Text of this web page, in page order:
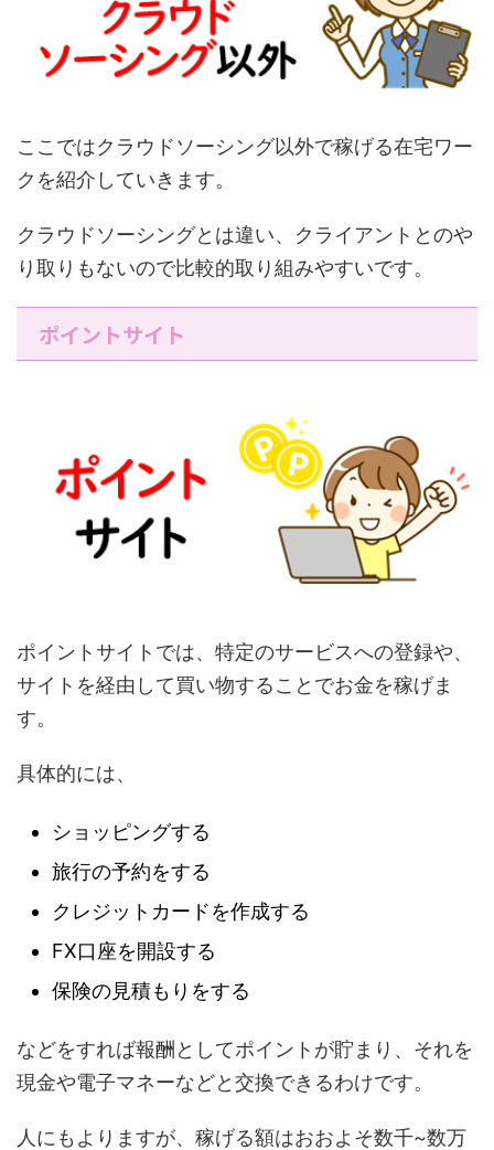
ここではクラウドソーシング以外で稼げる在宅ワー
クを紹介していきます。
クラウドソーシングとは違い、クライアントとのや
り取りもないので比較的取り組みやすいです。
ポイントサイト
ポイントサイトでは、特定のサービスへの登録や、
サイトを経由して買い物することでお金を稼げま
す。
具体的には、
ショッピングする
旅行の予約をする
クレジットカードを作成する
FX口座を開設する
保険の見積もりをする
などをすれば報酬としてポイントが貯まり、それを
現金や電子マネーなどと交換できるわけです。
人にもよりますが、稼げる額はおおよそ数千~数万